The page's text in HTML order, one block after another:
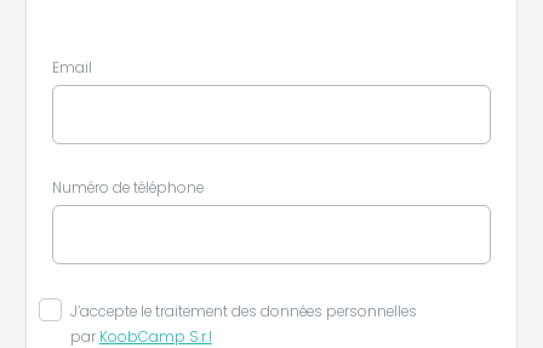
Email
Numéro de téléphone
J’accepte le traitement des données personnelles
par KoobCamp S.r.l